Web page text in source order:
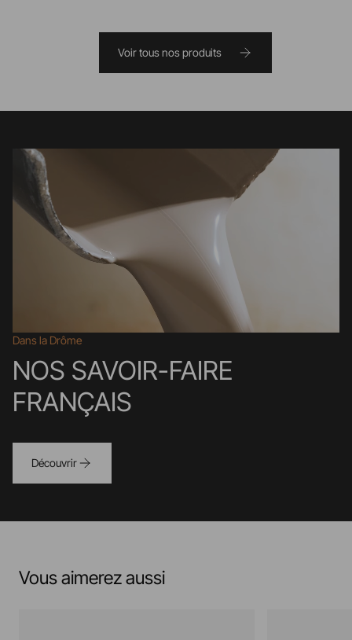
Voir tous nos produits
Dans la Drôme
NOS SAVOIR-FAIRE
FRANÇAIS
Découvrir
Vous aimerez aussi